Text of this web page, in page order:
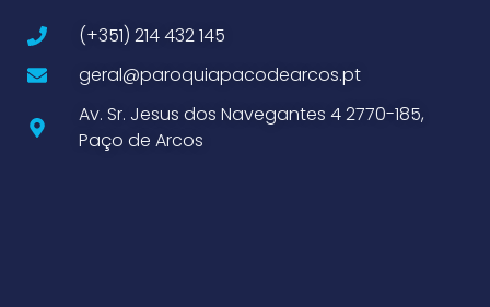
(+351) 214 432 145
geral@paroquiapacodearcos.pt
Av. Sr. Jesus dos Navegantes 4 2770-185,
Paço de Arcos